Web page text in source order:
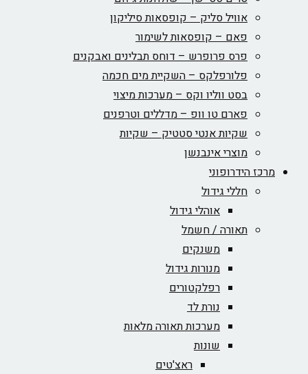
אוויל סליק – קופסאות סיליקון
פאם – קופסאות לשימור
פרס פרופרש – דוחס תבלינים ואבקנים
פלורפלקס – השקיית מים חכמה
בסט ווליו וקס – מערכות מיצוי
פארם טו וופ – מדללים וטרפנים
שקיות אנטי סטטיק – שקיות
מוצרי אינבנשן
מרכז הידרופוני
חללי גידול
אוהלי גידול
תאורה / חשמל
משנקים
מנורות גידול
רפלקטורים
נורת לד
מערכות תאורה מלאות
שונות
ראצ'טים